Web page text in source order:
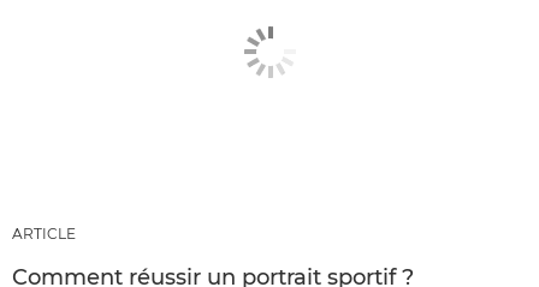
ARTICLE
Comment réussir un portrait sportif ?